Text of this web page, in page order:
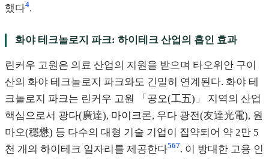
했다4.
화야 테크놀로지 파크: 하이테크 산업의 흡인 효과
린커우 고원은 의료 산업의 지원을 받으며 타오위안 구이
산의 화야 테크놀로지 파크와도 긴밀히 연계된다. 화야 테
크놀로지 파크는 린커우 고원 「공오(工五)」 지역의 산업
핵심으로서 광다(廣達), 마이크론, 우다 광전(友達光電), 원
마오(穩懋) 등 다수의 대형 기술 기업이 집약되어 약 2만 5
천 개의 하이테크 일자리를 제공한다567. 이 방대한 고용 인